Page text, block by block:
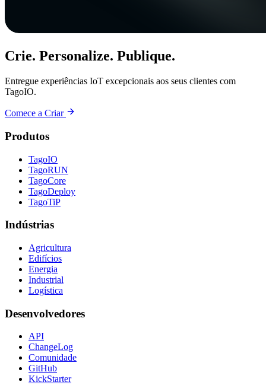
Crie. Personalize. Publique.
Entregue experiências IoT excepcionais aos seus clientes com
TagoIO.
Comece a Criar
Produtos
TagoIO
TagoRUN
TagoCore
TagoDeploy
TagoTiP
Indústrias
Agricultura
Edifícios
Energia
Industrial
Logística
Desenvolvedores
API
ChangeLog
Comunidade
GitHub
KickStarter